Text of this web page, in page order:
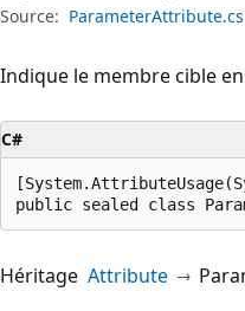
Source: ParameterAttribute.cs
Indique le membre cible
C#
public sealed class
Héritage Attribute